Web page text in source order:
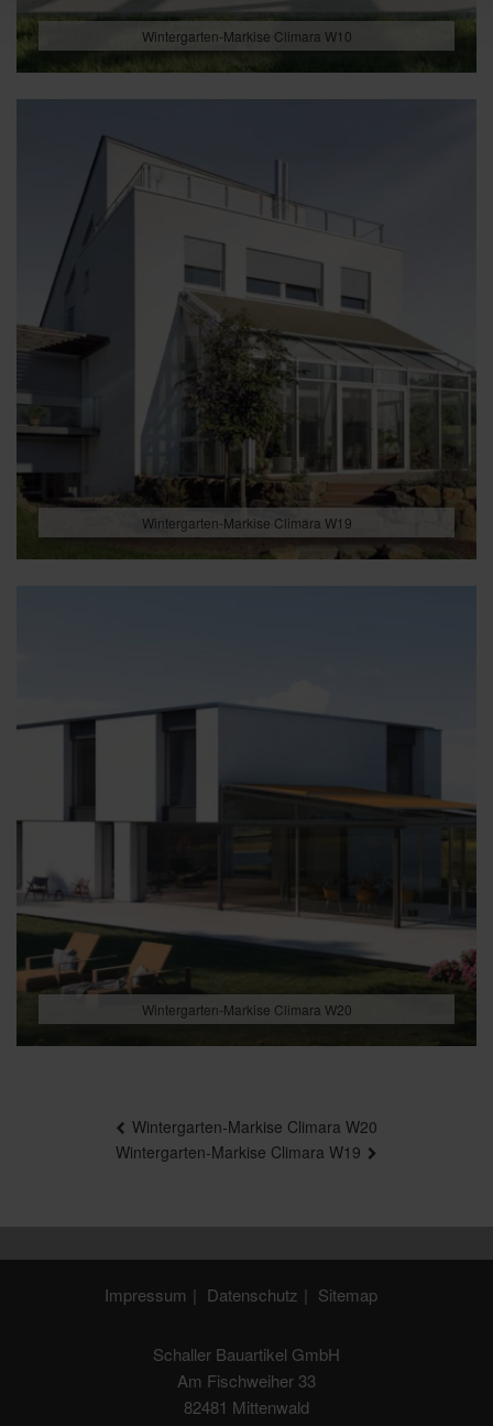
Wintergarten-Markise Climara W10
Wintergarten-Markise Climara W19
Wintergarten-Markise Climara W20
Wintergarten-Markise Climara W20
Wintergarten-Markise Climara W19
Impressum Datenschutz Sitemap
Schaller Bauartikel GmbH
Am Fischweiher 33
82481 Mittenwald